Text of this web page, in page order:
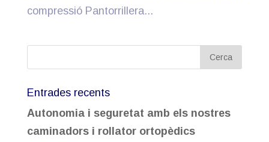
compressió Pantorrillera...
Entrades recents
Autonomia i seguretat amb els nostres
caminadors i rollator ortopèdics